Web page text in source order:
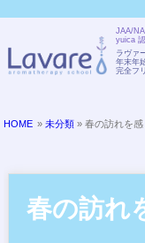
JAA/
yuica
ラヴァ
年末年
完全フ
HOME »未分類 » 春の訪れを感
春の訪れ